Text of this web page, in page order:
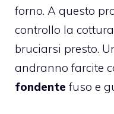
forno. A questo
controllo la
bruciarsi presto.
andranno farcite
fondente fuso e